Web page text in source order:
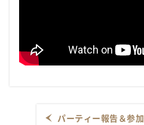
パーティー報告＆参